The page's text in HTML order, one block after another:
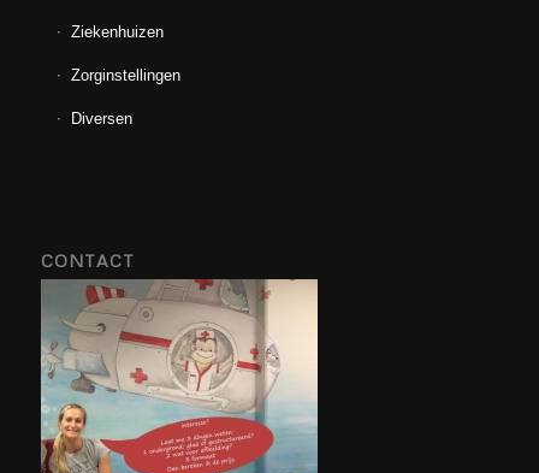
Ziekenhuizen
Zorginstellingen
Diversen
CONTACT